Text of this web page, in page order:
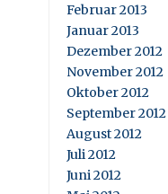
Februar 2013
Januar 2013
Dezember 2012
November 2012
Oktober 2012
September 2012
August 2012
Juli 2012
Juni 2012